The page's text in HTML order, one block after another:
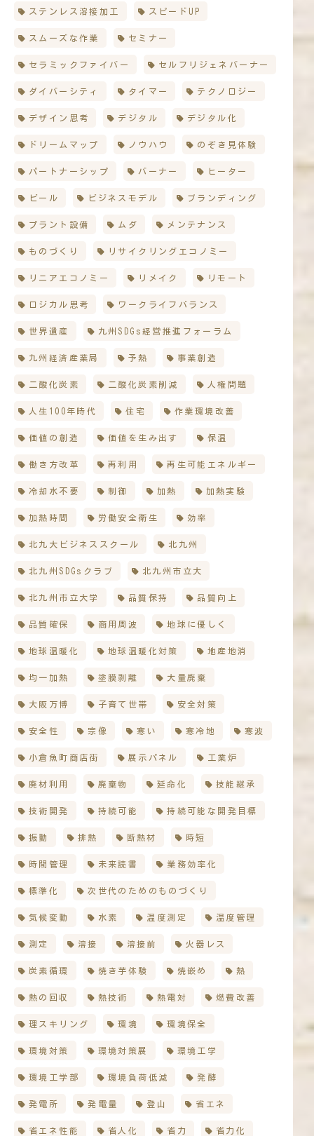
ステンレス溶接加工 スピードUP
スムーズな作業 セミナー
セラミックファイバー セルフリジェネバーナー
ダイバーシティ タイマー テクノロジー
デザイン思考 デジタル デジタル化
ドリームマップ ノウハウ のぞき見体験
パートナーシップ バーナー ヒーター
ビール ビジネスモデル ブランディング
プラント設備 ムダ メンテナンス
ものづくり リサイクリングエコノミー
リニアエコノミー リメイク リモート
ロジカル思考 ワークライフバランス
世界遺産 九州SDGs経営推進フォーラム
九州経済産業局 予熱 事業創造
二酸化炭素 二酸化炭素削減 人権問題
人生100年時代 住宅 作業環境改善
価値の創造 価値を生み出す 保温
働き方改革 再利用 再生可能エネルギー
冷却水不要 制御 加熱 加熱実験
加熱時間 労働安全衛生 効率
北九大ビジネススクール 北九州
北九州SDGsクラブ 北九州市立大
北九州市立大学 品質保持 品質向上
品質確保 商用周波 地球に優しく
地球温暖化 地球温暖化対策 地産地消
均一加熱 塗膜剥離 大量廃棄
大阪万博 子育て世帯 安全対策
安全性 宗像 寒い 寒冷地 寒波
小倉魚町商店街 展示パネル 工業炉
廃材利用 廃棄物 延命化 技能継承
技術開発 持続可能 持続可能な開発目標
振動 排熱 断熱材 時短
時間管理 未来読書 業務効率化
標準化 次世代のためのものづくり
気候変動 水素 温度測定 温度管理
測定 溶接 溶接前 火器レス
炭素循環 焼き芋体験 焼嵌め 熱
熱の回収 熱技術 熱電対 燃費改善
理スキリング 環境 環境保全
環境対策 環境対策展 環境工学
環境工学部 環境負荷低減 発酵
発電所 発電量 登山 省エネ
省エネ性能 省人化 省力 省力化